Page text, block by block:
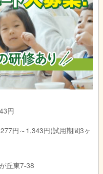
円
円～1,343円(試用期間3ヶ
丘東7-38